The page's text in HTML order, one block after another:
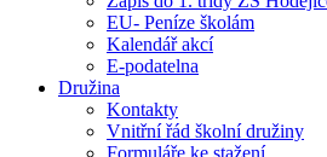
EU- Peníze školám
Kalendář akcí
E-podatelna
Družina
Kontakty
Vnitřní řád školní družiny
Formuláře ke stažení